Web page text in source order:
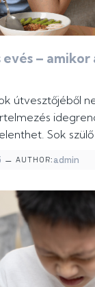
evés –
útvesztőjéből
Sok
– AUTHOR: admin